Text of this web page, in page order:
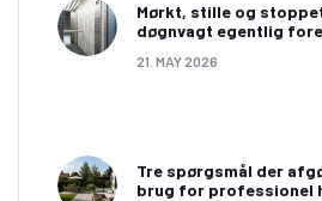
Mørkt, stille og
døgnvagt egentlig
21. MAY 2026
Tre spørgsmål der
brug for professionel